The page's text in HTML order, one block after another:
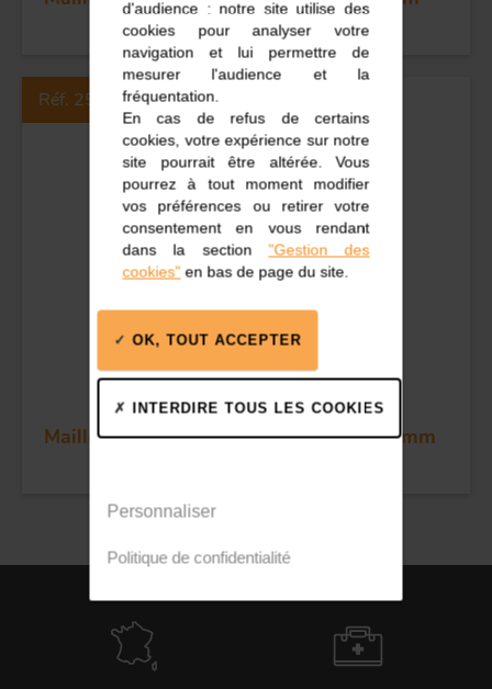
Réf. 25P
Maillon Rapide - Inox - Poire - Dia 2,5 mm
d'audience : notre site utilise des
cookies pour analyser votre
navigation et lui permettre de
mesurer l'audience et la
fréquentation.
En cas de refus de certains
cookies, votre expérience sur notre
site pourrait être altérée. Vous
pourrez à tout moment modifier
vos préférences ou retirer votre
consentement en vous rendant
dans la section"Gestion des
cookies"en bas de page du site.
OK, TOUT ACCEPTER
INTERDIRE TOUS LES COOKIES
Personnaliser
Politique de confidentialité